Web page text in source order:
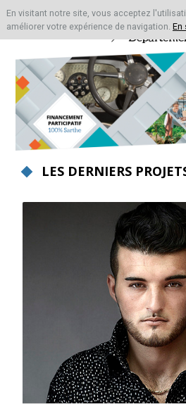
En visitant notre site, vous acceptez
améliorer votre expérience de navigation. En
LES DERNIERS